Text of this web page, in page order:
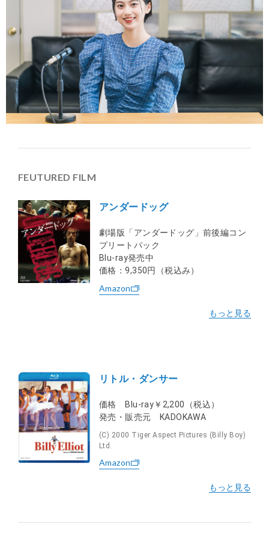
FEUTURED FILM
アンダードッグ
劇場版「アンダードッグ」前後編コン
プリートパック
Blu-ray発売中
価格：9,350円（税込み）
Amazon
リトル・ダンサー
価格 Blu-ray￥2,200（税込）
発売・販売元 KADOKAWA
(C) 2000 Tiger Aspect Pictures (Billy Boy)
Ltd.
Amazon